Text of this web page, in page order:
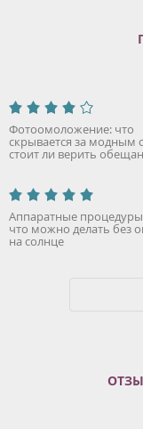
Фотоомоложение: что
скрывается за модным
стоит ли верить
Аппаратные
что можно делать без
на солнце